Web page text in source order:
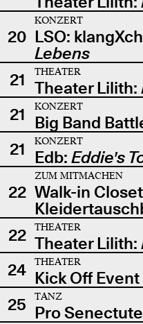
20
KONZERT
LSO:
Lebens
21
THEATER
Theater Lilith:
21
KONZERT
Big Band
21
KONZERT
Edb: Eddie's
22
ZUM MITMACHEN
Walk-in
22
THEATER
Theater Lilith:
24
THEATER
Kick Off
25
TANZ
Pro